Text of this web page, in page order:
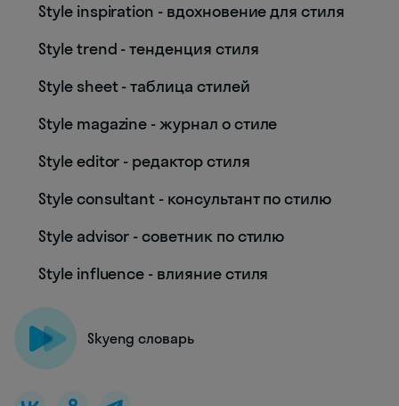
Style inspiration - вдохновение для стиля
Style trend - тенденция стиля
Style sheet - таблица стилей
Style magazine - журнал о стиле
Style editor - редактор стиля
Style consultant - консультант по стилю
Style advisor - советник по стилю
Style influence - влияние стиля
Skyeng словарь